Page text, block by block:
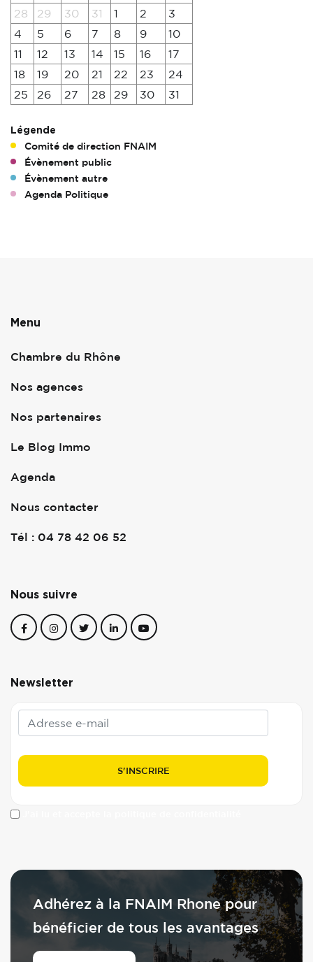
28
29 30 31 1 2
3
4
5 6 7 8 9
10
11
12 13 14 15 16
17
18
19 20 21 22 23
24
25
26 27 28 29 30 31
Légende
Comité de direction FNAIM
Évènement public
Évènement autre
Agenda Politique
Menu
Chambre du Rhône
Nos agences
Nos partenaires
Le Blog Immo
Agenda
Nous contacter
Tél : 04 78 42 06 52
Nous suivre
Newsletter
Adhérez à la FNAIM Rhone pour
bénéficier de tous les avantages